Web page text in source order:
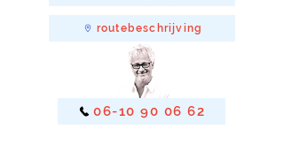
06-10 90 06 62
routebeschrijving